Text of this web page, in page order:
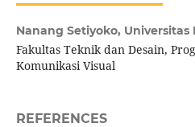
Nanang Setiyoko, Universitas
Fakultas Teknik dan Desain,
Komunikasi Visual
REFERENCES